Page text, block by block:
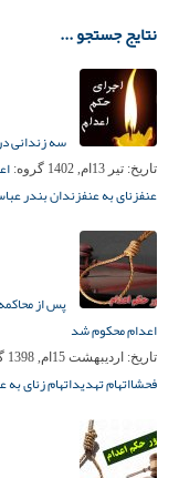
نتایج جستجو ...
سه زندانی
تاریخ: تیر 13ام, 1402 گروه:
عنفزنای به عنفزندان بندر
پس از
اعدام محکوم شد
تاریخ: اردیبهشت 15ام, 1398
فحشااتهام تهدیداتهام زنای به